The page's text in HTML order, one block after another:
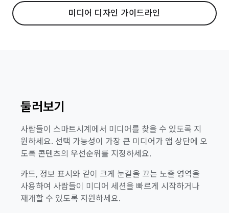
미디어 디자인 가이드라인
둘러보기
사람들이 스마트시계에서 미디어를 찾을 수 있도록 지
원하세요. 선택 가능성이 가장 큰 미디어가 앱 상단에 오
도록 콘텐츠의 우선순위를 지정하세요.
카드, 정보 표시와 같이 크게 눈길을 끄는 노출 영역을
사용하여 사람들이 미디어 세션을 빠르게 시작하거나
재개할 수 있도록 지원하세요.